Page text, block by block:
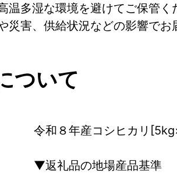
温多湿な環境を避けてご保管く
災害、供給状況などの影響でお
ついて
令和８年産コシヒカリ
▼返礼品の地場産品基準